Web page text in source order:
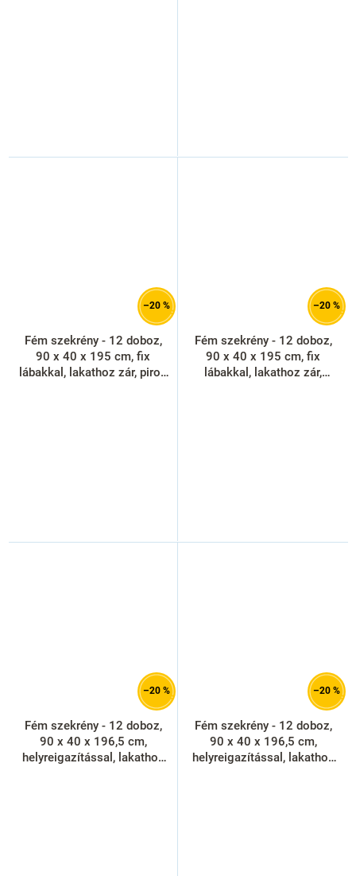
–20 %
Fém szekrény - 12 doboz,
90 x 40 x 195 cm, fix
lábakkal, lakathoz zár, piros
–20 %
Fém szekrény - 12 doboz,
90 x 40 x 195 cm, fix
lábakkal, lakathoz zár,
–20 %
Fém szekrény - 12 doboz,
90 x 40 x 196,5 cm,
helyreigazítással, lakathoz
–20 %
Fém szekrény - 12 doboz,
90 x 40 x 196,5 cm,
helyreigazítással, lakathoz